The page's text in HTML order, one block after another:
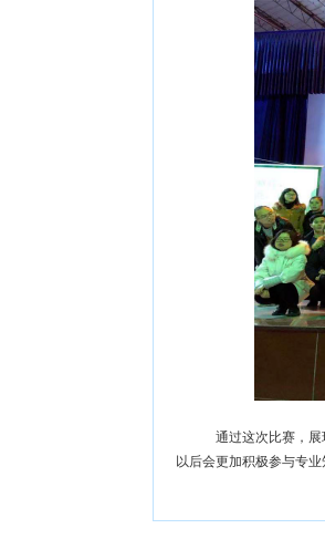
通过这次比赛，展
以后会更加积极参与专